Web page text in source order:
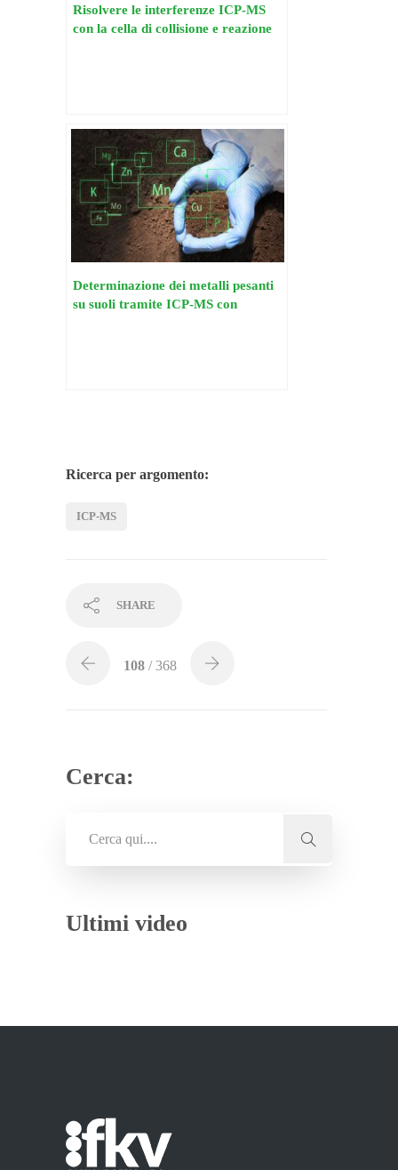
Risolvere le interferenze ICP-MS
con la cella di collisione e reazione
Determinazione dei metalli pesanti
su suoli tramite ICP-MS con
Ricerca per argomento:
ICP-MS
SHARE
108 / 368
Cerca:
Ultimi video